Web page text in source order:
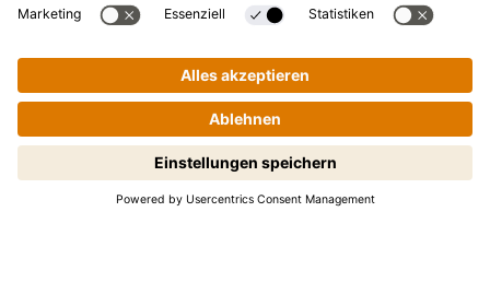
Schritt-für-Schritt-Kochen leicht
gemacht! Zum Starten antippen.
Kikkoman ist ein eingetragenes Warenzeichen der Kikkoman
Corporation, Japan.
© Kikkoman Trading Europe GmbH 2023 – 2026
Theodorstraße 180, 40472 Düsseldorf, Germany
Eingetragen beim AG Düsseldorf: HRB 35856